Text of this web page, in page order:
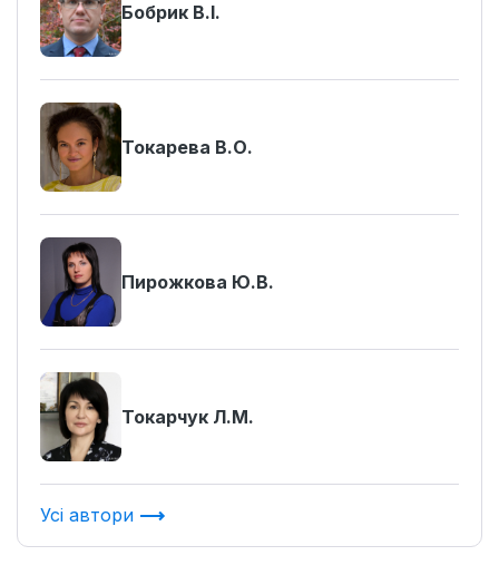
Бобрик В.І.
Токарева В.О.
Пирожкова Ю.В.
Токарчук Л.М.
Усі автори